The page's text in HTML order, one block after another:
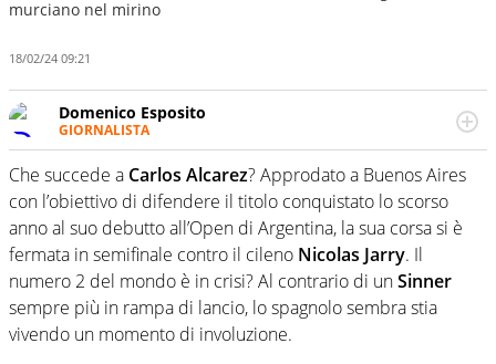
murciano nel mirino
18/02/24 09:21
Domenico Esposito
GIORNALISTA
Da vent’anni in campo e sul campo per vivere ogni evento
in tutte le sue sfaccettature. Passione smisurata per il
calcio e per la sfera di cuoio. Il pallone è una cosa
serissima, guai a dirgli di no
Che succede a Carlos Alcarez? Approdato a Buenos Aires
con l’obiettivo di difendere il titolo conquistato lo scorso
anno al suo debutto all’Open di Argentina, la sua corsa si è
fermata in semifinale contro il cileno Nicolas Jarry. Il
numero 2 del mondo è in crisi? Al contrario di unSinner
sempre più in rampa di lancio, lo spagnolo sembra stia
vivendo un momento di involuzione.